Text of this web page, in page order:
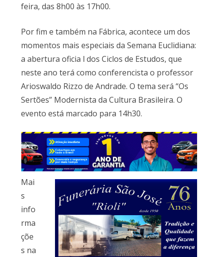
feira, das 8h00 às 17h00.
Por fim e também na Fábrica, acontece um dos
momentos mais especiais da Semana Euclidiana:
a abertura oficia l dos Ciclos de Estudos, que
neste ano terá como conferencista o professor
Arioswaldo Rizzo de Andrade. O tema será “Os
Sertões” Modernista da Cultura Brasileira. O
evento está marcado para 14h30.
Mai
s
info
rma
çõe
s na